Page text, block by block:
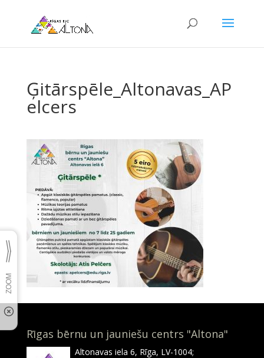
Ģitārspēle_Altonavas_AP
elcers
Rīgas bērnu un jauniešu centrs "Altona"
Altonavas iela 6, Rīga, LV-1004;